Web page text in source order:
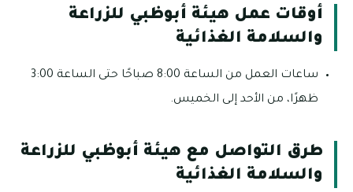
أوقات عمل هيئة أبوظبي للزراعة
والسلامة الغذائية
ساعات العمل من الساعة 8:00 صباحًا حتى الساعة 3:00
ظهرًا، من الأحد إلى الخميس.
طرق التواصل مع هيئة أبوظبي للزراعة
والسلامة الغذائية